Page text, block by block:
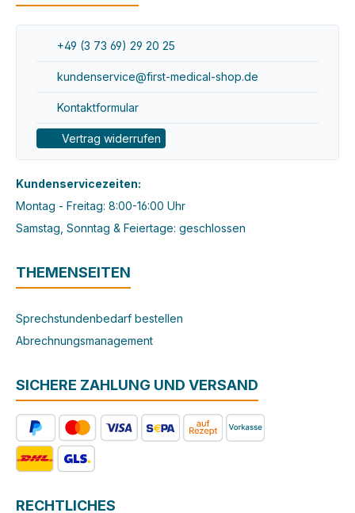
+49 (3 73 69) 29 20 25
kundenservice@first-medical-shop.de
Kontaktformular
Vertrag widerrufen
Kundenservicezeiten:
Montag - Freitag: 8:00-16:00 Uhr
Samstag, Sonntag & Feiertage: geschlossen
THEMENSEITEN
Sprechstundenbedarf bestellen
Abrechnungsmanagement
SICHERE ZAHLUNG UND VERSAND
RECHTLICHES